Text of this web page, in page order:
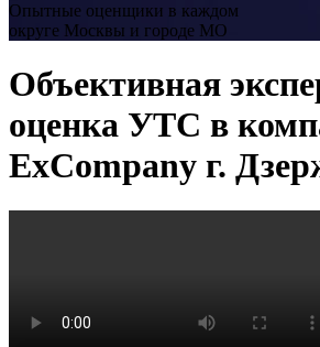
Опытные оценщики в каждом
округе Москвы и городе МО
Объективная
оценка УТС в
ExCompany г.